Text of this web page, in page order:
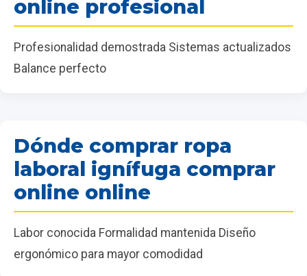
online profesional
Profesionalidad demostrada Sistemas actualizados
Balance perfecto
Dónde comprar ropa
laboral ignífuga comprar
online online
Labor conocida Formalidad mantenida Diseño
ergonómico para mayor comodidad